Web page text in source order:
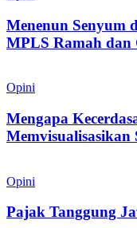
Menenun Senyum
MPLS Ramah dan
Opini
Mengapa
Memvisualisasikan
Opini
Pajak Tanggung